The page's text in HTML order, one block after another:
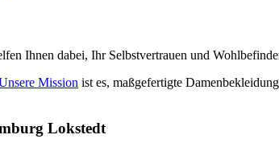
Ihnen dabei, Ihr Selbstvertrauen und
Mission ist es, maßgefertigte
Lokstedt